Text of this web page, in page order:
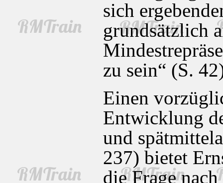
sich
grundsätzlich
zu sein“ (S.
Einen
Entwicklung
und
237) bietet
die Frage